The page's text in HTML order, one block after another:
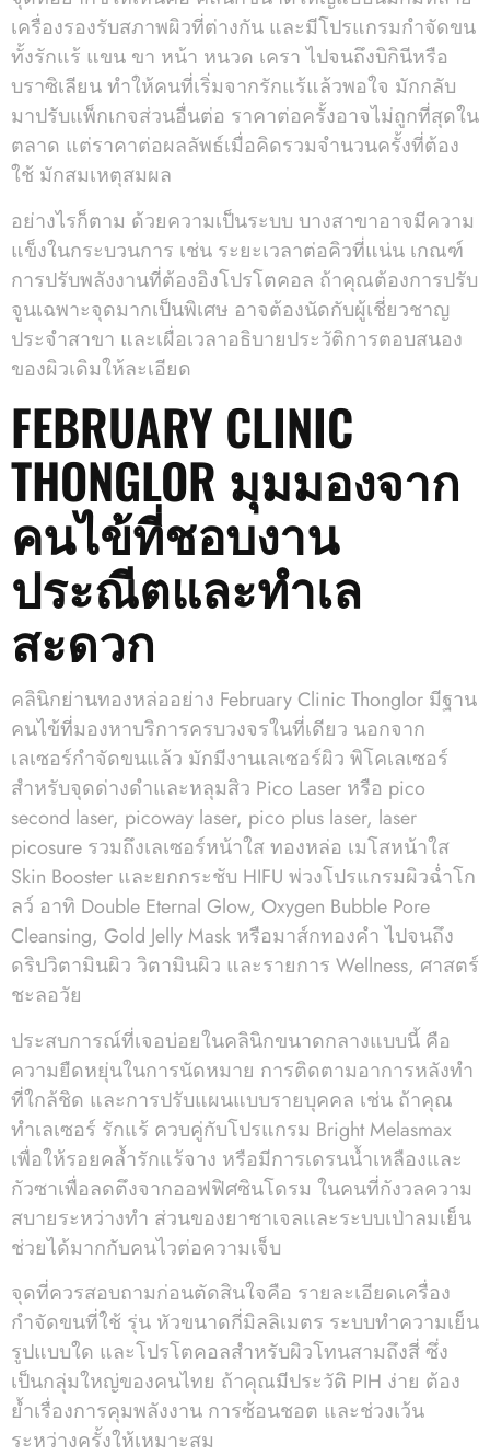
เครื่องรองรับสภาพผิวที่ต่างกัน และมีโปรแกรมกำจัดขน
ทั้งรักแร้ แขน ขา หน้า หนวด เครา ไปจนถึงบิกินีหรือ
บราซิเลียน ทำให้คนที่เริ่มจากรักแร้แล้วพอใจ มักกลับ
มาปรับแพ็กเกจส่วนอื่นต่อ ราคาต่อครั้งอาจไม่ถูกที่สุดใน
ตลาด แต่ราคาต่อผลลัพธ์เมื่อคิดรวมจำนวนครั้งที่ต้อง
ใช้ มักสมเหตุสมผล
อย่างไรก็ตาม ด้วยความเป็นระบบ บางสาขาอาจมีความ
แข็งในกระบวนการ เช่น ระยะเวลาต่อคิวที่แน่น เกณฑ์
การปรับพลังงานที่ต้องอิงโปรโตคอล ถ้าคุณต้องการปรับ
จูนเฉพาะจุดมากเป็นพิเศษ อาจต้องนัดกับผู้เชี่ยวชาญ
ประจำสาขา และเผื่อเวลาอธิบายประวัติการตอบสนอง
ของผิวเดิมให้ละเอียด
FEBRUARY CLINIC
THONGLOR มุมมองจาก
คนไข้ที่ชอบงาน
ประณีตและทำเล
สะดวก
คลินิกย่านทองหล่ออย่าง February Clinic Thonglor มีฐาน
คนไข้ที่มองหาบริการครบวงจรในที่เดียว นอกจาก
เลเซอร์กำจัดขนแล้ว มักมีงานเลเซอร์ผิว พิโคเลเซอร์
สำหรับจุดด่างดำและหลุมสิว Pico Laser หรือ pico
second laser, picoway laser, pico plus laser, laser
picosure รวมถึงเลเซอร์หน้าใส ทองหล่อ เมโสหน้าใส
Skin Booster และยกกระชับ HIFU พ่วงโปรแกรมผิวฉ่ำโก
ลว์ อาทิ Double Eternal Glow, Oxygen Bubble Pore
Cleansing, Gold Jelly Mask หรือมาส์กทองคำ ไปจนถึง
ดริปวิตามินผิว วิตามินผิว และรายการ Wellness, ศาสตร์
ชะลอวัย
ประสบการณ์ที่เจอบ่อยในคลินิกขนาดกลางแบบนี้ คือ
ความยืดหยุ่นในการนัดหมาย การติดตามอาการหลังทำ
ที่ใกล้ชิด และการปรับแผนแบบรายบุคคล เช่น ถ้าคุณ
ทำเลเซอร์ รักแร้ ควบคู่กับโปรแกรม Bright Melasmax
เพื่อให้รอยคล้ำรักแร้จาง หรือมีการเดรนน้ำเหลืองและ
กัวซาเพื่อลดตึงจากออฟฟิศซินโดรม ในคนที่กังวลความ
สบายระหว่างทำ ส่วนของยาชาเจลและระบบเป่าลมเย็น
ช่วยได้มากกับคนไวต่อความเจ็บ
จุดที่ควรสอบถามก่อนตัดสินใจคือ รายละเอียดเครื่อง
กำจัดขนที่ใช้ รุ่น หัวขนาดกี่มิลลิเมตร ระบบทำความเย็น
รูปแบบใด และโปรโตคอลสำหรับผิวโทนสามถึงสี่ ซึ่ง
เป็นกลุ่มใหญ่ของคนไทย ถ้าคุณมีประวัติ PIH ง่าย ต้อง
ย้ำเรื่องการคุมพลังงาน การซ้อนชอต และช่วงเว้น
ระหว่างครั้งให้เหมาะสม